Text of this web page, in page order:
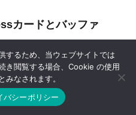
カードとバッファ
内部のバッファへ一時保存
書き込まれます。カードへ
に追いつかなくなると、バ
へ トップ
するため、当ウェブサイトでは
き閲覧する場合、Cookie の使用
みなされます。
バシーポリシー